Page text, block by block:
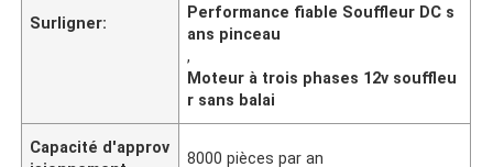
Surligner:
Performance fiable Souffleur DC s
ans pinceau
,
Moteur à trois phases 12v souffleu
r sans balai
Capacité d'approv
8000 pièces par an